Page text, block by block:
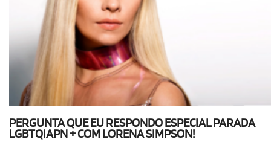
PERGUNTA QUE EU RESPONDO ESPECIAL PARADA
LGBTQIAPN + COM LORENA SIMPSON!